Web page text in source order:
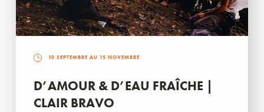
10 SEPTEMBRE AU 15 NOVEMBRE
D’AMOUR & D’EAU FRAÎCHE |
CLAIR BRAVO